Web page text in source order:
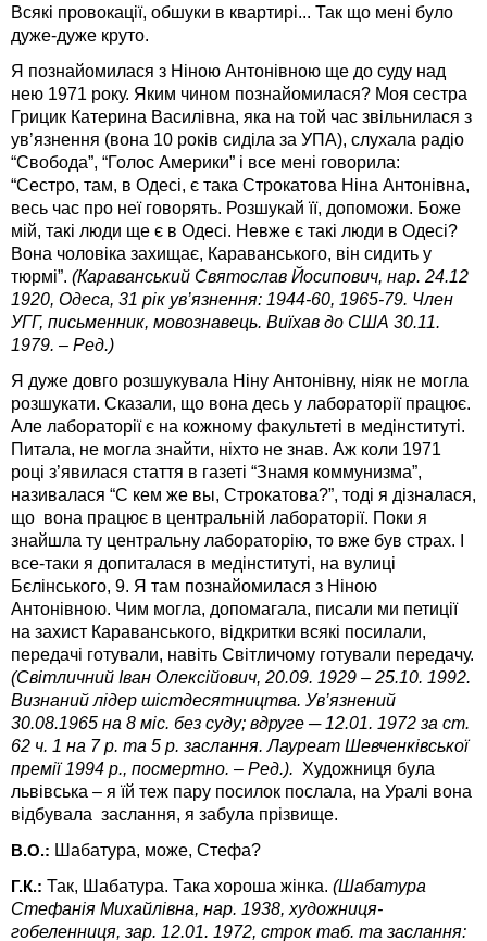
Всякі провокації, обшуки в квартирі... Так що мені було
дуже-дуже круто.
Я познайомилася з Ніною Антонівною ще до суду над
нею 1971 року. Яким чином познайомилася? Моя сестра
Грицик Катерина Василівна, яка на той час звільнилася з
ув’язнення (вона 10 років сиділа за УПА), слухала радіо
“Свобода”, “Голос Америки” і все мені говорила:
“Сестро, там, в Одесі, є така Строкатова Ніна Антонівна,
весь час про неї говорять. Розшукай її, допоможи. Боже
мій, такі люди ще є в Одесі. Невже є такі люди в Одесі?
Вона чоловіка захищає, Караванського, він сидить у
тюрмі”. (Караванський Святослав Йосипович, нар. 24.12
1920, Одеса, 31 рік ув’язнення: 1944-60, 1965-79. Член
УГГ, письменник, мовознавець. Виїхав до США 30.11.
1979. – Ред.)
Я дуже довго розшукувала Ніну Антонівну, ніяк не могла
розшукати. Сказали, що вона десь у лабораторії працює.
Але лабораторії є на кожному факультеті в медінституті.
Питала, не могла знайти, ніхто не знав. Аж коли 1971
році з’явилася стаття в газеті “Знамя коммунизма”,
називалася “С кем же вы, Строкатова?”, тоді я дізналася,
що вона працює в центральній лабораторії. Поки я
знайшла ту центральну лабораторію, то вже був страх. І
все-таки я допиталася в медінституті, на вулиці
Бєлінського, 9. Я там познайомилася з Ніною
Антонівною. Чим могла, допомагала, писали ми петиції
на захист Караванського, відкритки всякі посилали,
передачі готували, навіть Світличому готували передачу.
(Світличний Іван Олексійович, 20.09. 1929 – 25.10. 1992.
Визнаний лідер шістдесятництва. Ув’язнений
30.08.1965 на 8 міс. без суду; вдруге ─ 12.01. 1972 за ст.
62 ч. 1 на 7 р. та 5 р. заслання. Лауреат Шевченківської
премії 1994 р., посмертно. – Ред.). Художниця була
львівська – я їй теж пару посилок послала, на Уралі вона
відбувала заслання, я забула прізвище.
В.О.: Шабатура, може, Стефа?
Г.К.: Так, Шабатура. Така хороша жінка. (Шабатура
Стефанія Михайлівна, нар. 1938, художниця-
гобеленниця, зар. 12.01. 1972, строк таб. та заслан­ня: